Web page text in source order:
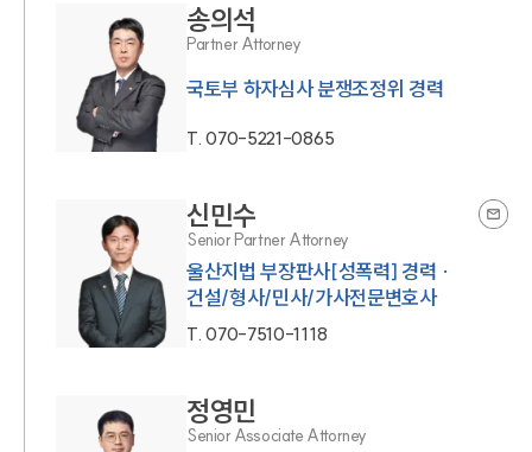
송의석
Partner Attorney
국토부 하자심사 분쟁조정위 경력
T.070-5221-0865
신민수
Senior Partner Attorney
울산지법 부장판사[성폭력] 경력 ·
건설/형사/민사/가사전문변호사
T.070-7510-1118
정영민
Senior Associate Attorney